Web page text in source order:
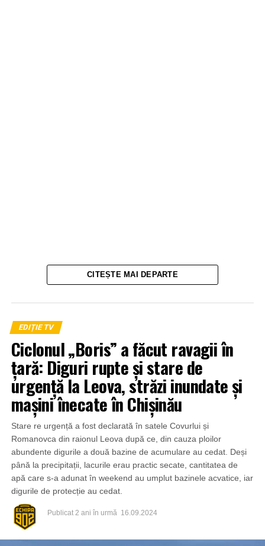
CITEȘTE MAI DEPARTE
EDIȚIE TV
Ciclonul „Boris” a făcut ravagii în
țară: Diguri rupte și stare de
urgență la Leova, străzi inundate și
mașini înecate în Chișinău
Stare re urgență a fost declarată în satele Covurlui și
Romanovca din raionul Leova după ce, din cauza ploilor
abundente digurile a două bazine de acumulare au cedat. Deși
până la precipitații, lacurile erau practic secate, cantitatea de
apă care s-a adunat în weekend au umplut bazinele acvatice, iar
digurile de protecție au cedat.
Publicat 2 ani în urmă 16.09.2024